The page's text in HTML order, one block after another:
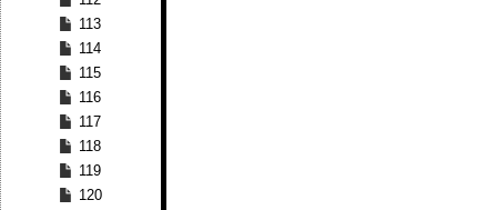
113
114
115
116
117
118
119
120